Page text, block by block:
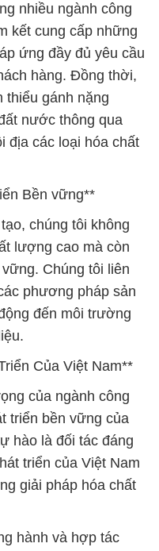
nhiều ngành công
kết cung cấp những
ứng đầy đủ yêu cầu
hàng. Đồng thời,
thiểu gánh nặng
nước thông qua
địa các loại hóa chất
Bền vững**
chúng tôi không
lượng cao mà còn
Chúng tôi liên
phương pháp sản
đến môi trường
Của Việt Nam**
của ngành công
triển bền vững của
hào là đối tác đáng
triển của Việt Nam
giải pháp hóa chất
hành và hợp tác